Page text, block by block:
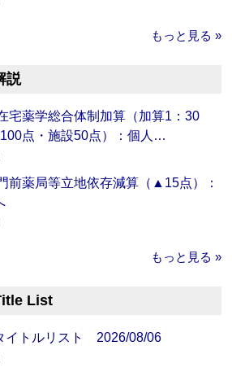
もっと見る »
説
宅薬学総合体制加算（加算1：30
点・施設50点）：個人…
前薬局等立地依存減算（▲15点）：
もっと見る »
List
イトルリスト 2026/08/06